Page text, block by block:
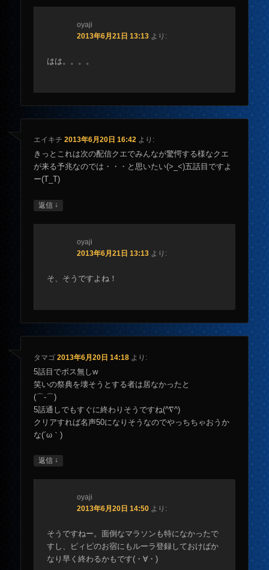
oyaji
2013年6月21日 13:13 より:
はは。。。。
エイキチ 2013年6月20日 16:42 より:
きっとこれは次の配信クエでみんなが驚愕する様なクエ
が来る予兆なのでは・・・と思いたい(>_<)五話目ですよ
ー(T_T)
返信 ↓
oyaji
2013年6月21日 13:13 より:
そ、そうですよね！
タマゴ 2013年6月20日 14:18 より:
5話目でボス無しw
笑いの祭典を壊そうとする者は居なかったと
(⌒‐⌒)
5話通しでもすぐに終わりそうですね(^∇^)
クリアすれば名声50になりそうなのでやっちちゃおうか
な(´ω｀)
返信 ↓
oyaji
2013年6月20日 14:50 より:
そうですねー。面倒なマラソンも特になかったで
すし、ピィピのお宿にもルーラ登録しておけばか
なり早く終わるかもです(・∀・)